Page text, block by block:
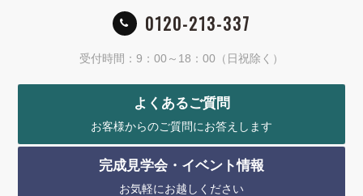
0120-213-337
受付時間：9：00～18：00（日祝除く）
よくあるご質問
お客様からのご質問にお答えします
完成見学会・イベント情報
お気軽にお越しください